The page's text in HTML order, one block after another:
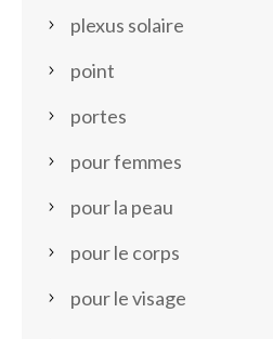
plexus solaire
point
portes
pour femmes
pour la peau
pour le corps
pour le visage